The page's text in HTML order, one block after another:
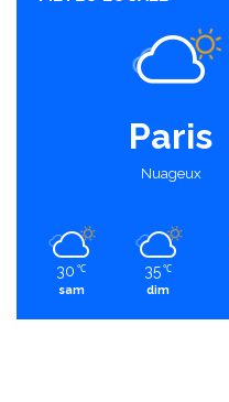
Paris
Nuageux
30 ℃
sam
35 ℃
dim